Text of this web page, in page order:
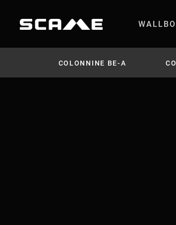
COLONNINE BE-A
Colonnine